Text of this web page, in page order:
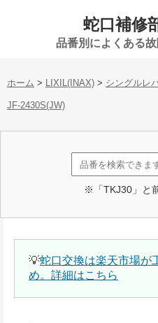
蛇口補修
品番別によくある
ホーム > LIXIL(INAX) > シングルレ
JF-2430S(JW)
※「TKJ30」と
💡蛇口交換は楽天市場が
め。詳細はこちら